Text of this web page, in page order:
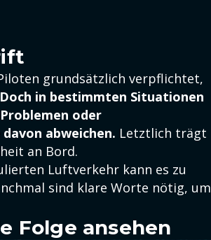
grundsätzlich verpflichtet,
Doch in bestimmten Situationen
oder
abweichen. Letztlich trägt
an Bord.
Luftverkehr kann es zu
sind klare Worte nötig, um
Folge ansehen